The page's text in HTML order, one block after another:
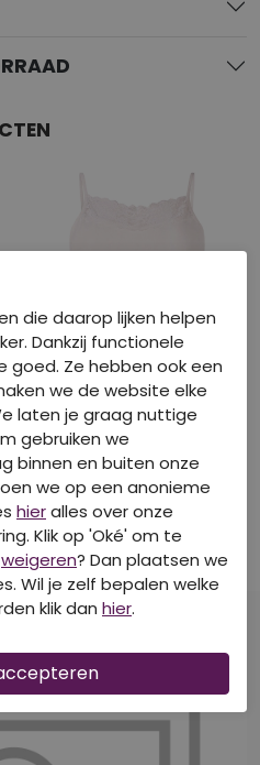
Basis
CITYLIFE
Z10635/212053A Ecru 1
Singlets
€ 9,99
die daarop lijken helpen
Dankzij functionele
goed. Ze hebben ook een
we de website elke
laten je graag nuttige
gebruiken we
binnen en buiten onze
we op een anonieme
hieralles over onze
Klik op 'Oké' om te
weigeren? Dan plaatsen we
Wil je zelf bepalen welke
klik dan hier.